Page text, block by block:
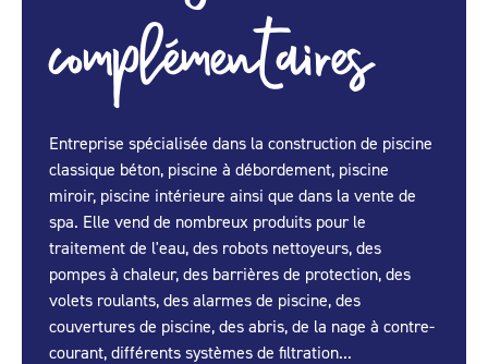
complémentaires
Entreprise spécialisée dans la construction de piscine
classique béton, piscine à débordement, piscine
miroir, piscine intérieure ainsi que dans la vente de
spa. Elle vend de nombreux produits pour le
traitement de l'eau, des robots nettoyeurs, des
pompes à chaleur, des barrières de protection, des
volets roulants, des alarmes de piscine, des
couvertures de piscine, des abris, de la nage à contre-
courant, différents systèmes de filtration...